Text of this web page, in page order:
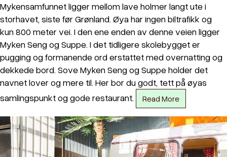
Mykensamfunnet ligger mellom lave holmer langt ute i
storhavet, siste før Grønland. Øya har ingen biltrafikk og
kun 800 meter vei. I den ene enden av denne veien ligger
Myken Seng og Suppe. I det tidligere skolebygget er
pugging og formanende ord erstattet med overnatting og
dekkede bord. Sove Myken Seng og Suppe holder det
navnet lover og mere til. Her bor du godt, tett på øyas
samlingspunkt og gode restaurant.
Read More